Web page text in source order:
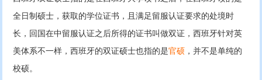
全日制硕士，获取的学位证书，且满足留服认证要求的处境时
长，回国在中留服认证之后所得的证书叫做双证，西班牙针对英
美体系不一样，西班牙的双证硕士也指的是官硕 ，并不是单纯的
校硕。